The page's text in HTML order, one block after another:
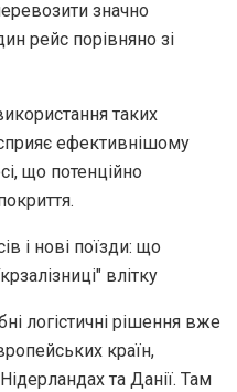
значно
рейс порівняно зі
таких
ефективнішому
що потенційно
і нові поїзди: що
влітку
логістичні рішення вже
країн,
та Данії. Там